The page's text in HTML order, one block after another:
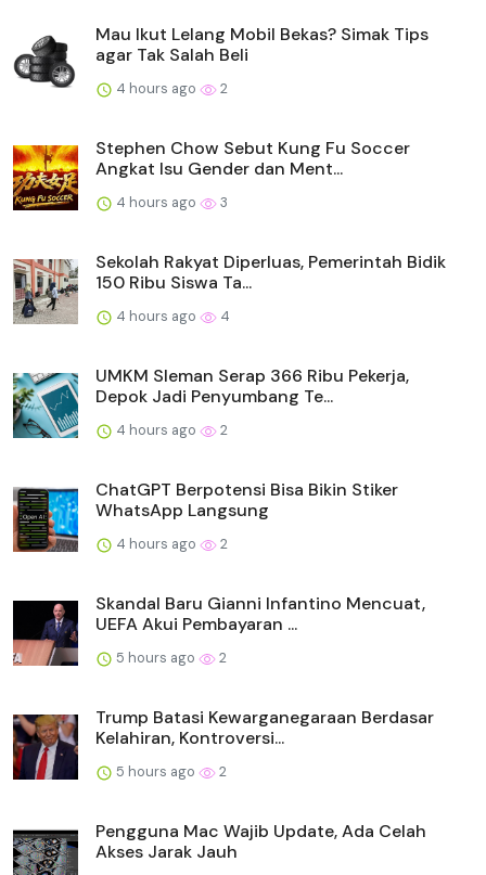
Mau Ikut Lelang Mobil Bekas? Simak Tips
agar Tak Salah Beli
4 hours ago 2
Stephen Chow Sebut Kung Fu Soccer
Angkat Isu Gender dan Ment...
4 hours ago 3
Sekolah Rakyat Diperluas, Pemerintah Bidik
150 Ribu Siswa Ta...
4 hours ago 4
UMKM Sleman Serap 366 Ribu Pekerja,
Depok Jadi Penyumbang Te...
4 hours ago 2
ChatGPT Berpotensi Bisa Bikin Stiker
WhatsApp Langsung
4 hours ago 2
Skandal Baru Gianni Infantino Mencuat,
UEFA Akui Pembayaran ...
5 hours ago 2
Trump Batasi Kewarganegaraan Berdasar
Kelahiran, Kontroversi...
5 hours ago 2
Pengguna Mac Wajib Update, Ada Celah
Akses Jarak Jauh